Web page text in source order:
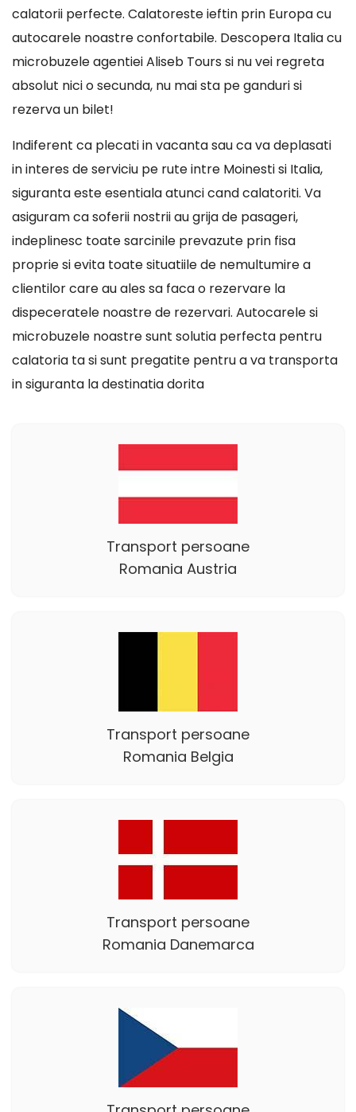
calatorii perfecte. Calatoreste ieftin prin Europa cu
autocarele noastre confortabile. Descopera Italia cu
microbuzele agentiei Aliseb Tours si nu vei regreta
absolut nici o secunda, nu mai sta pe ganduri si
rezerva un bilet!
Indiferent ca plecati in vacanta sau ca va deplasati
in interes de serviciu pe rute intre Moinesti si Italia,
siguranta este esentiala atunci cand calatoriti. Va
asiguram ca soferii nostrii au grija de pasageri,
indeplinesc toate sarcinile prevazute prin fisa
proprie si evita toate situatiile de nemultumire a
clientilor care au ales sa faca o rezervare la
dispeceratele noastre de rezervari. Autocarele si
microbuzele noastre sunt solutia perfecta pentru
calatoria ta si sunt pregatite pentru a va transporta
in siguranta la destinatia dorita
Transport persoane
Romania Austria
Transport persoane
Romania Belgia
Transport persoane
Romania Danemarca